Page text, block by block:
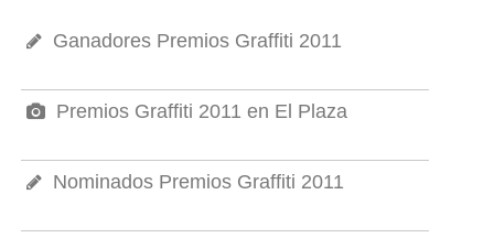
Ganadores Premios Graffiti 2011
Premios Graffiti 2011 en El Plaza
Nominados Premios Graffiti 2011